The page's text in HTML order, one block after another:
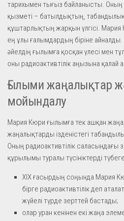
тарихымен тығыз байланысты.
қызметі – батылдықтың,
құштарлықтың жарқын үлгісі.
ең ұлы ғалымдардың біріне айналды.
әйелдің ғылымға қосқан үлесі мен
оны радиоактивтілік аңызына қалай
Ғылыми жаңалықтар
мойындалу
Мария Кюри ғылымға тек ашқан
жаңалықтарды ізденістегі
Оның радиоактивтілік саласындағы
құрылымы туралы түсініктерді
XIX ғасырдың соңында Мария
бірге радиоактивтілік деп
жүйелі түрде зерттей бастады;
олар уран кенінен екі жаңа